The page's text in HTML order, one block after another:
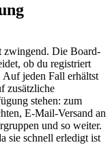
zwingend. Die Board-
ob du registriert
Auf jeden Fall erhältst
zusätzliche
stehen: zum
E-Mail-Versand an
und so weiter.
sie schnell erledigt ist